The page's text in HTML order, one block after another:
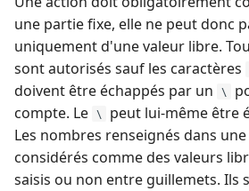
c
e
une partie fixe, elle ne peut donc
uniquement d'une valeur libre.
sont autorisés sauf les caractères
doivent être échappés par un \
compte. Le \
peut lui-même être
Les nombres renseignés dans
considérés comme des valeurs
saisis ou non entre guillemets. Ils